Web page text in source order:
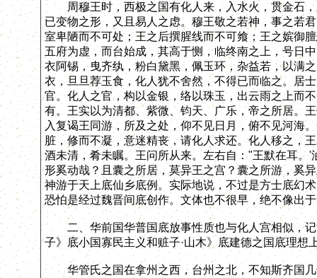
周穆王时，西极之国有化人来，入水火，贯金石，
已变物之形，又且易人之虑。穆王敬之若神，事之若
室卑陋而不可处；王之后撰腥线而不可飨；王之嫔御
五府为虚，而台始成，其高于恻，临终南之上，号日
衣阿锡，曳齐纨，粉白黛黑，佩玉环，杂益若，以满
衣，旦旦荐玉食，化人犹不舍然，不得已而临之。居
官。化人之官，构以金银，络以珠玉，出云雨之上而
有。王实以为清都、紫微、钧天、广乐，帝之所居。
入复谒王同游，所及之处，仰不见日月，俯不见河海
脏，修而不凝，意迷精丧，请化人求还。化人移之，
酒未清，肴未瞩。王问所从来。左右自："王默在耳
形奚动哉？且囊之所居，莫异王之宫？囊之所游，奚
神游于天上底仙乡底例。实际地说，不过是方士底幻
恐怕是经过魏晋间底创作。文体也不很早，绝不像出
二、华前国华普国底放事性质也与化人宫相似，记
子》底小国寡民主义和赃子·山木》底建德之国底理
华管氏之国在拿州之西，台州之北，不知斯齐国几